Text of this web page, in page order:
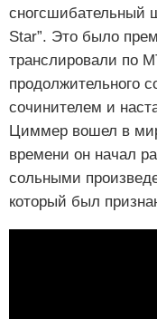
сногсшибательный
Star”. Это было
транслировали по
продолжительного
сочинителем и
Циммер вошел в
времени он начал
сольными
который был